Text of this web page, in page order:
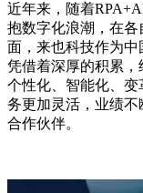
近年来，随着
抱数字化浪潮，在
面，来也科技作为
凭借着深厚的积累
个性化、智能化、
务更加灵活，业绩
合作伙伴。